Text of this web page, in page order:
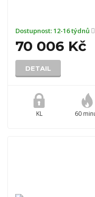
Dostupnost:12-16 týdnů
70 006 Kč
DETAIL
KL 60